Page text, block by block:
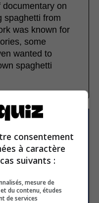
on
spaghetti from
was known for
some
wanted to
spaghetti
consentement
à caractère
suivants :
mesure de
du contenu, études
de services